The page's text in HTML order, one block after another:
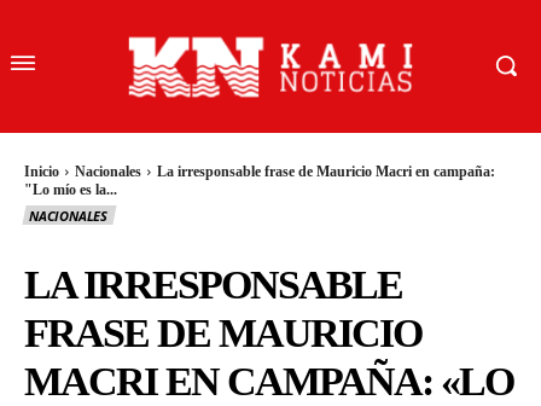
Inicio Nacionales
La irresponsable frase de Mauricio Macri en campaña:
"Lo mío es la...
NACIONALES
LA IRRESPONSABLE
FRASE DE MAURICIO
MACRI EN CAMPAÑA: «LO